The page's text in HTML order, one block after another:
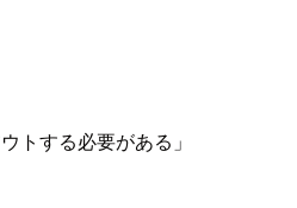
トする必要がある」